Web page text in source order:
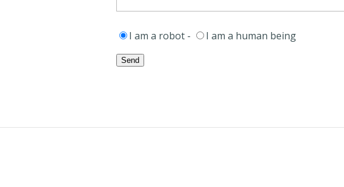
I am a robot - I am a human being